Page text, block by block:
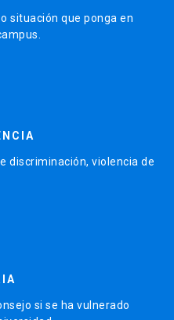
situación que ponga en
discriminación, violencia de
si se ha vulnerado